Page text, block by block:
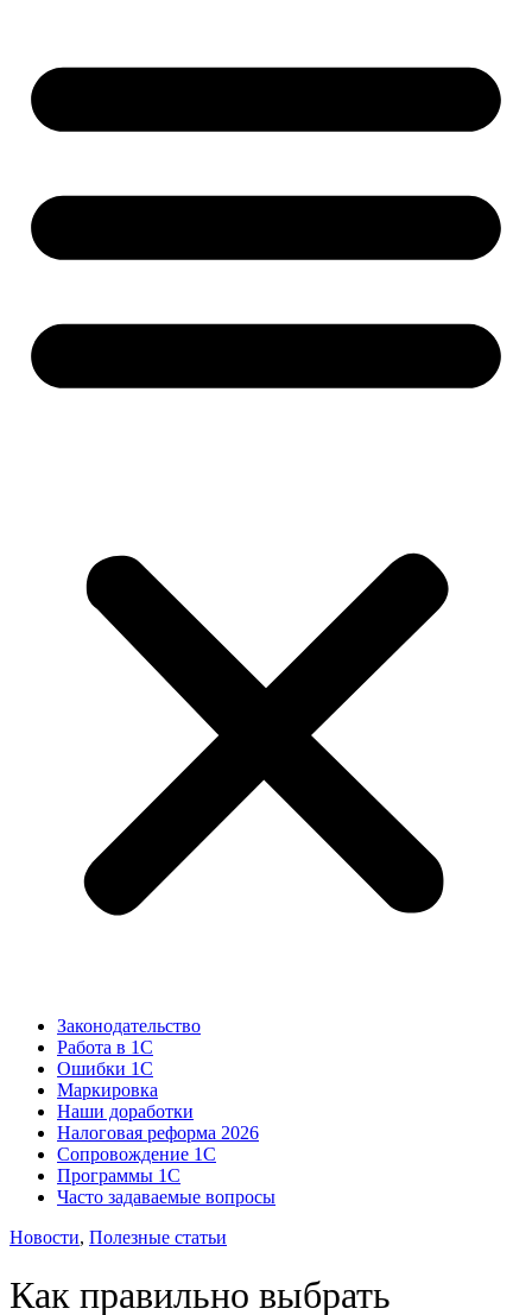
Законодательство
Работа в 1С
Ошибки 1С
Маркировка
Наши доработки
Налоговая реформа 2026
Сопровождение 1С
Программы 1С
Часто задаваемые вопросы
Новости, Полезные статьи
Как правильно выбрать